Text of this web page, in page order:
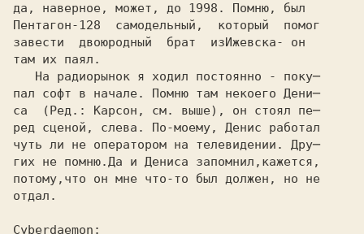
да, наверное, может, до 1998.
Помню, был
Пентагон-128  самодельный,  который  помог
завести  двоюродный  брат  изИжевска- он
там их паял.
пал софт в начале. Помню там некоего Дени─
са  (Ред.: Карсон, см. выше), он стоял пе─
ред сценой, слева. По-моему, Денис работал
чуть ли не оператором на телевидении. Дру─
гих не помню.Да и Дениса запомнил,кажется,
потому,что он мне что-то был должен, но не
отдал.